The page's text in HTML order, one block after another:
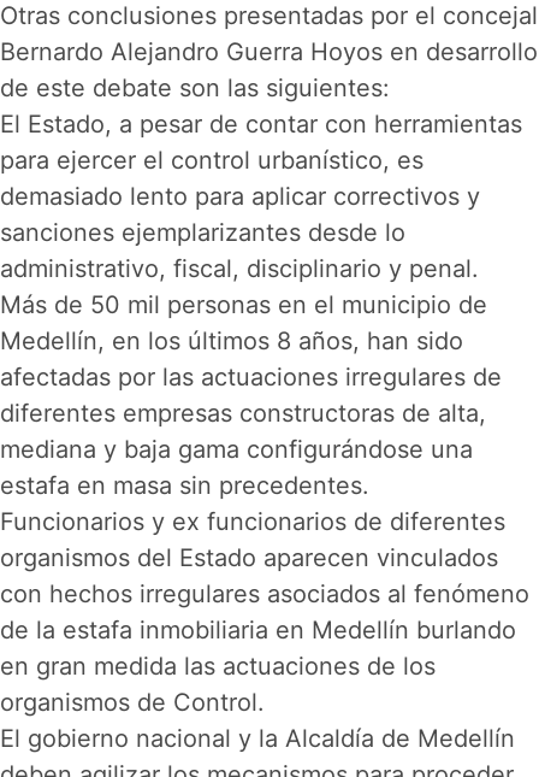
Otras conclusiones presentadas por el concejal
Bernardo Alejandro Guerra Hoyos en desarrollo
de este debate son las siguientes:
El Estado, a pesar de contar con herramientas
para ejercer el control urbanístico, es
demasiado lento para aplicar correctivos y
sanciones ejemplarizantes desde lo
administrativo, fiscal, disciplinario y penal.
Más de 50 mil personas en el municipio de
Medellín, en los últimos 8 años, han sido
afectadas por las actuaciones irregulares de
diferentes empresas constructoras de alta,
mediana y baja gama configurándose una
estafa en masa sin precedentes.
Funcionarios y ex funcionarios de diferentes
organismos del Estado aparecen vinculados
con hechos irregulares asociados al fenómeno
de la estafa inmobiliaria en Medellín burlando
en gran medida las actuaciones de los
organismos de Control.
El gobierno nacional y la Alcaldía de Medellín